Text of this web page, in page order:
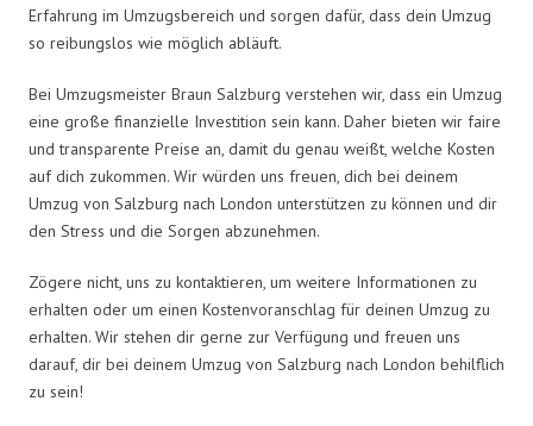
Erfahrung im Umzugsbereich und sorgen dafür, dass dein Umzug
so reibungslos wie möglich abläuft.
Bei Umzugsmeister Braun Salzburg verstehen wir, dass ein Umzug
eine große finanzielle Investition sein kann. Daher bieten wir faire
und transparente Preise an, damit du genau weißt, welche Kosten
auf dich zukommen. Wir würden uns freuen, dich bei deinem
Umzug von Salzburg nach London unterstützen zu können und dir
den Stress und die Sorgen abzunehmen.
Zögere nicht, uns zu kontaktieren, um weitere Informationen zu
erhalten oder um einen Kostenvoranschlag für deinen Umzug zu
erhalten. Wir stehen dir gerne zur Verfügung und freuen uns
darauf, dir bei deinem Umzug von Salzburg nach London behilflich
zu sein!